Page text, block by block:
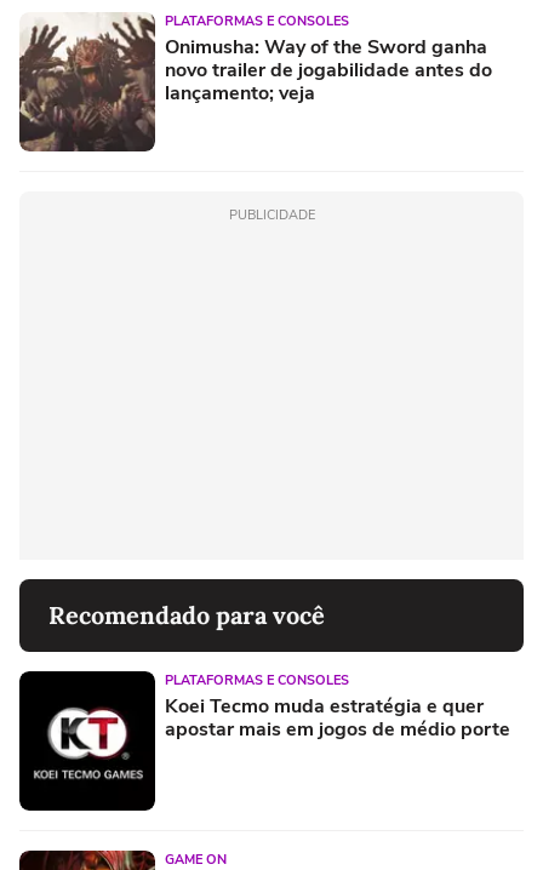
PLATAFORMAS E CONSOLES
Onimusha: Way of the Sword ganha
novo trailer de jogabilidade antes do
lançamento; veja
PUBLICIDADE
Recomendado para você
PLATAFORMAS E CONSOLES
Koei Tecmo muda estratégia e quer
apostar mais em jogos de médio porte
GAME ON